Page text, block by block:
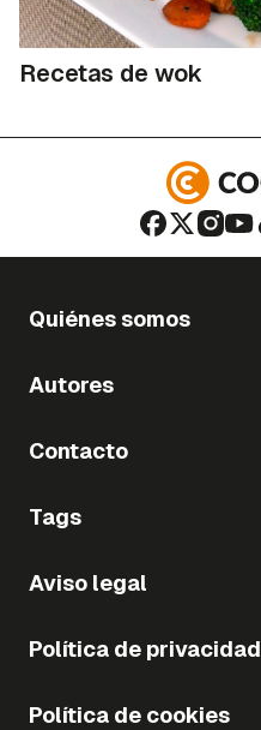
Recetas de wok
Quiénes somos
Autores
Contacto
Tags
Aviso legal
Política de privacidad
Política de cookies